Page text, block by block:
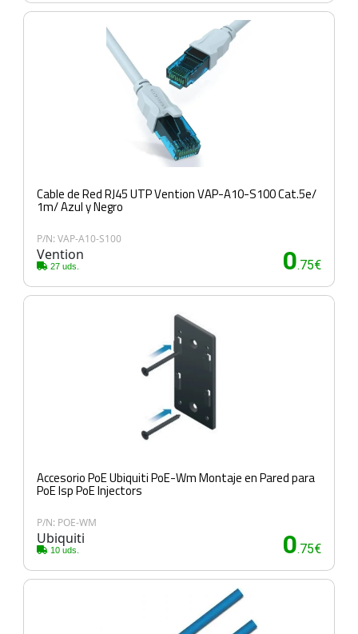
Cable de Red RJ45 UTP Vention VAP-A10-S100 Cat.5e/
1m/ Azul y Negro
P/N: VAP-A10-S100
Vention
27 uds. 0.75€
Accesorio PoE Ubiquiti PoE-Wm Montaje en Pared para
PoE Isp PoE Injectors
P/N: POE-WM
Ubiquiti
10 uds. 0.75€